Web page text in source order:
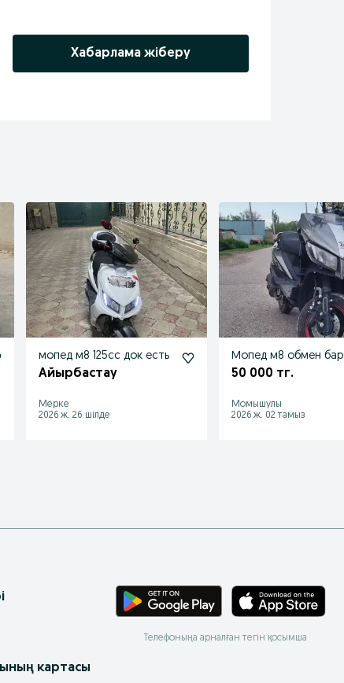
Хабарлама жіберу
мопед м8 125сс док есть
Айырбастау
Мерке
2026 ж. 26 шілде
Мопед м8 обмен бар
50 000 тг.
Момышулы
2026 ж. 02 тамыз
картасы
Телефоныңа арналған тегін қосымша